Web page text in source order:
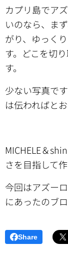
カプリ島でア
いのなら、ま
がり、ゆっく
す。どこを切
す。
少ない写真で
は伝わればとお
MICHELE＆
さを目指して
今回はアズー
にあったのブ
Share